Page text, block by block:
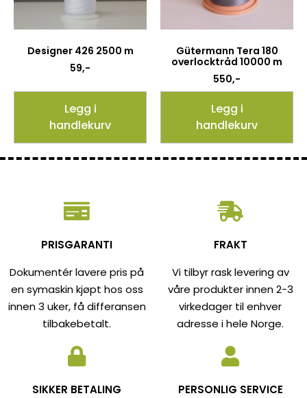
Designer 426 2500 m
59,-
Legg i
handlekurv
Gütermann Tera 180
overlocktråd 10000 m
550,-
Legg i
handlekurv
PRISGARANTI
Dokumentér lavere pris på
en symaskin kjøpt hos oss
innen 3 uker, få differansen
tilbakebetalt.
FRAKT
Vi tilbyr rask levering av
våre produkter innen 2-3
virkedager til enhver
adresse i hele Norge.
SIKKER BETALING
PERSONLIG SERVICE